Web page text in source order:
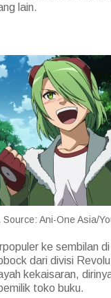
lain.
Source: Ani-One Asia/
ke sembilan
dari divisi
kekaisaran,
toko buku.